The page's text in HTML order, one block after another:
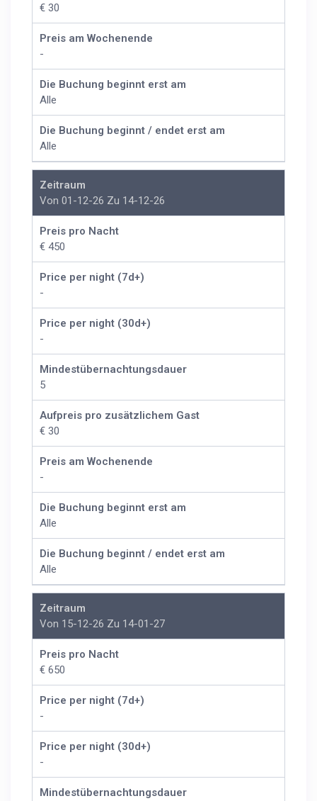
€ 30
Preis am Wochenende
-
Die Buchung beginnt erst am
Alle
Die Buchung beginnt / endet erst am
Alle
Zeitraum
Von 01-12-26 Zu 14-12-26
Preis pro Nacht
€ 450
Price per night (7d+)
-
Price per night (30d+)
-
Mindestübernachtungsdauer
5
Aufpreis pro zusätzlichem Gast
€ 30
Preis am Wochenende
-
Die Buchung beginnt erst am
Alle
Die Buchung beginnt / endet erst am
Alle
Zeitraum
Von 15-12-26 Zu 14-01-27
Preis pro Nacht
€ 650
Price per night (7d+)
-
Price per night (30d+)
-
Mindestübernachtungsdauer